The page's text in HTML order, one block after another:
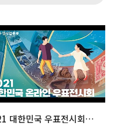
2021 대한민국 우표전시회를 소개합니다.